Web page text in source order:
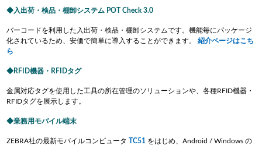
入出荷・検品・棚卸システム POT Check 3.0
バーコードを利用した入出荷・検品・棚卸システムです。機能毎にパッケージ
化されているため、安価で簡単に導入することができます。紹介ページはこち
ら
RFID機器・RFIDタグ
金属対応タグを使用した工具の所在管理のソリューションや、各種RFID機器・
RFIDタグを展示します。
業務用モバイル端末
ZEBRA社の最新モバイルコンピュータTC51 をはじめ、Android / Windows の